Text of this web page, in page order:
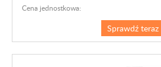
Cena jednostkowa:
Sprawdź teraz